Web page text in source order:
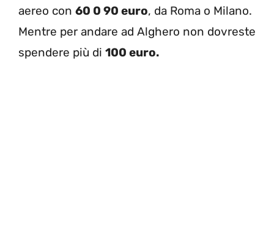
aereo con 60 0 90 euro, da Roma o Milano.
Mentre per andare ad Alghero non dovreste
spendere più di 100 euro.